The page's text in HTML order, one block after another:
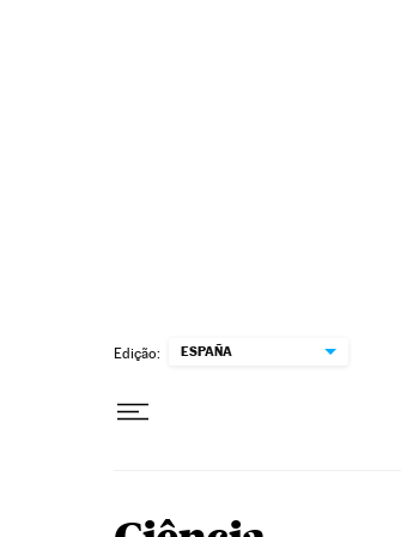
Edição: ESPAÑA